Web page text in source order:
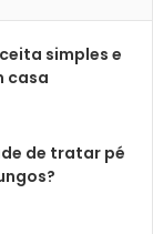
simples e
casa
de tratar pé